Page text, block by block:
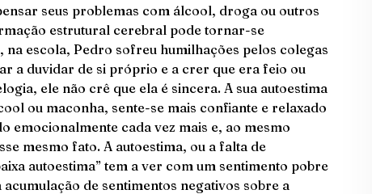
seus problemas com álcool, droga ou outros
estrutural cerebral pode tornar-se
escola, Pedro sofreu humilhações pelos colegas
a duvidar de si próprio e a crer que era feio ou
ele não crê que ela é sincera. A sua autoestima
ou maconha, sente-se mais confiante e relaxado
emocionalmente cada vez mais e, ao mesmo
mesmo fato. A autoestima, ou a falta de
autoestima” tem a ver com um sentimento pobre
de sentimentos negativos sobre a